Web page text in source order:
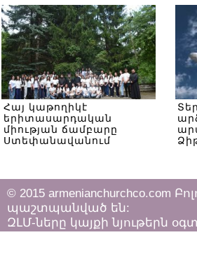
Հայ կաթողիկէ
երիտասարդական
միության ճամբարը
Ստեփանավանում
© 2015 armenianchurchco.com
պաշտպանված են:
ԶԼՄ-ները կայքի նյութերն